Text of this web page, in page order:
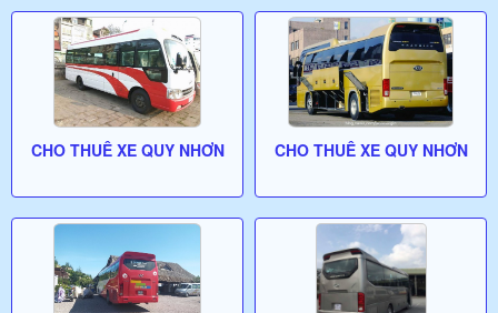
CHO THUÊ XE QUY NHƠN CHO THUÊ XE QUY NHƠN